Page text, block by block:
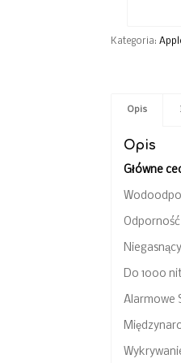
Kategoria:
Opis
Opis
Główne
Odporność
Do 1000
Alarmowe